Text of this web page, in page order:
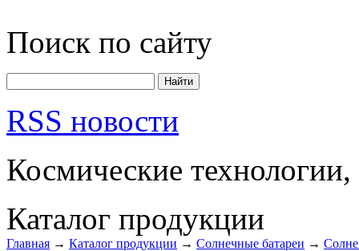
Поиск по сайту
RSS новости
Космические технологии,
Каталог продукции
Главная → Каталог продукции → Солнечные батареи →